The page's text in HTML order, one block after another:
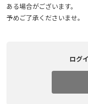
ある場合がございます。
予めご了承くださいませ。
ログ